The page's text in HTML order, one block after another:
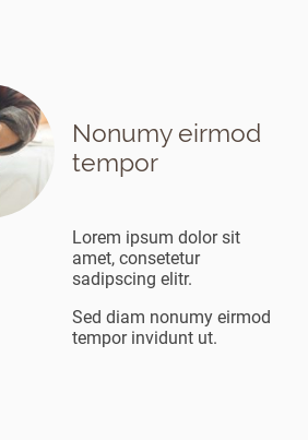
Nonumy eirmod
tempor
Lorem ipsum dolor sit
amet, consetetur
sadipscing elitr.
Sed diam nonumy eirmod
tempor invidunt ut.